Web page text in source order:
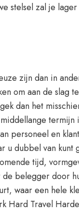
stelsel zal je
zijn dan in
om aan de slag
dan het
termijn
personeel en
dubbel van kunt
tijd,
de belegger door
waar een hele
Hard Travel